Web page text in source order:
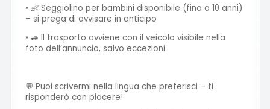
• 👶 Seggiolino per bambini disponibile (fino a 10 anni)
– si prega di avvisare in anticipo
• 🚙 Il trasporto avviene con il veicolo visibile nella
foto dell’annuncio, salvo eccezioni
💬 Puoi scrivermi nella lingua che preferisci – ti
risponderò con piacere!